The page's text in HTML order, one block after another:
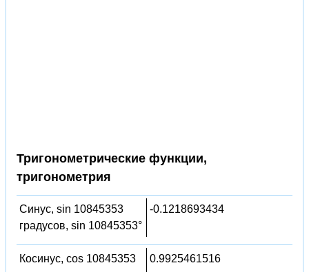
Тригонометрические функции,
тригонометрия
Синус, sin 10845353
градусов, sin 10845353°
-0.1218693434
Косинус, cos 10845353
0.9925461516